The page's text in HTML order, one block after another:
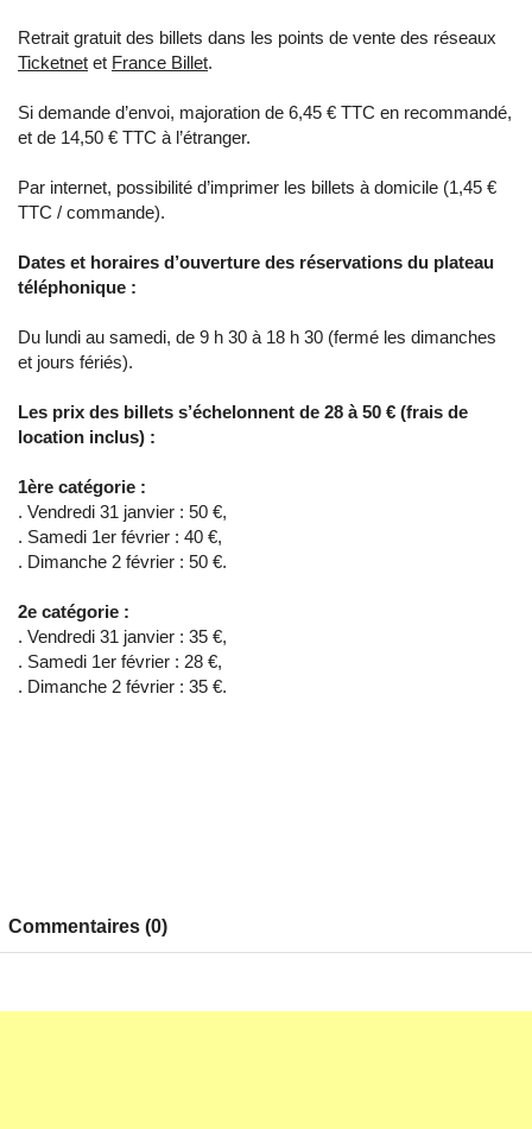
Retrait gratuit des billets dans les points de vente des réseaux
Ticketnet et France Billet.
Si demande d’envoi, majoration de 6,45 € TTC en recommandé,
et de 14,50 € TTC à l’étranger.
Par internet, possibilité d’imprimer les billets à domicile (1,45 €
TTC / commande).
Dates et horaires d’ouverture des réservations du plateau
téléphonique :
Du lundi au samedi, de 9 h 30 à 18 h 30 (fermé les dimanches
et jours fériés).
Les prix des billets s’échelonnent de 28 à 50 € (frais de
location inclus) :
1ère catégorie :
. Vendredi 31 janvier : 50 €,
. Samedi 1er février : 40 €,
. Dimanche 2 février : 50 €.
2e catégorie :
. Vendredi 31 janvier : 35 €,
. Samedi 1er février : 28 €,
. Dimanche 2 février : 35 €.
Commentaires (0)